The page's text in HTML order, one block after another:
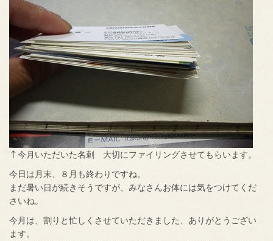
↑今月いただいた名刺 大切にファイリングさせてもらいます。
今日は月末、８月も終わりですね。
まだ暑い日が続きそうですが、みなさんお体には気をつけてくだ
さいね。
今月は、割りと忙しくさせていただきました、ありがとうござい
ます。